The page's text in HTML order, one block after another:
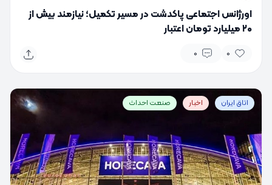
اورژانس اجتماعی پاکدشت در مسیر تکمیل؛ نیازمند بیش از
۲۰ میلیارد تومان اعتبار
0
0
اتاق ایران اخبار صنعت احداث